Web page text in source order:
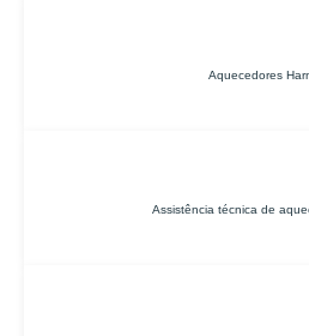
Aquecedores
Assistência técnica de